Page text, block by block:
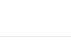
de stof werd er